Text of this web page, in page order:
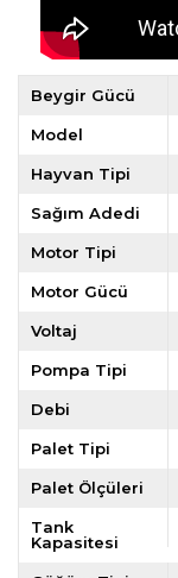
Beygir Gücü
Model
Hayvan Tipi
Sağım Adedi
Motor Tipi
Motor Gücü
Voltaj
Pompa Tipi
Debi
Palet Tipi
Palet Ölçüleri
Tank
Kapasitesi